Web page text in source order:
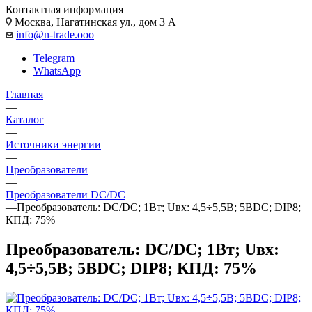
Контактная информация
Москва, Нагатинская ул., дом 3 А
info@n-trade.ooo
Telegram
WhatsApp
Главная
—
Каталог
—
Источники энергии
—
Преобразователи
—
Преобразователи DC/DC
—Преобразователь: DC/DC; 1Вт; Uвх: 4,5÷5,5В; 5ВDC; DIP8;
КПД: 75%
Преобразователь: DC/DC; 1Вт; Uвх:
4,5÷5,5В; 5ВDC; DIP8; КПД: 75%